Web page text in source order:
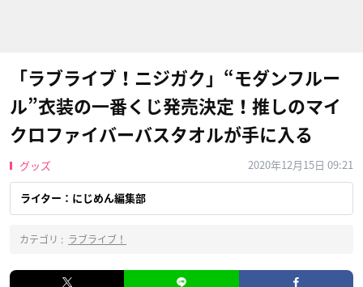
「ラブライブ！ニジガク」“モダンフルー
ル”衣装の一番くじ発売決定！推しのマイ
クロファイバーバスタオルが手に入る
グッズ 2020年12月15日 09:21
ライター：にじめん編集部
カテゴリ : ラブライブ！